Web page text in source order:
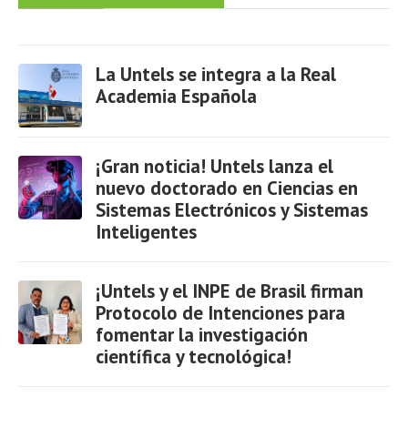
Ver
La Untels se integra a la Real
Academia Española
¡Gran noticia! Untels lanza el
nuevo doctorado en Ciencias en
Sistemas Electrónicos y Sistemas
Inteligentes
¡Untels y el INPE de Brasil firman
Protocolo de Intenciones para
fomentar la investigación
científica y tecnológica!